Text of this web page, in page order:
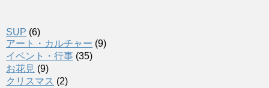
SUP (6)
アート・カルチャー (9)
イベント・行事 (35)
お花見 (9)
クリスマス (2)